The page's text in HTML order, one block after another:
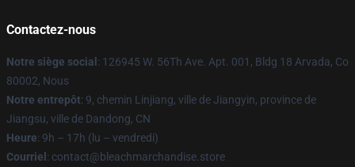
Contactez-nous
Notre siège social : 126945 W. 56Th Ave. Apt. 001, Bldg 18 Arvada, Co
80002, Nous
Notre entrepôt: 9, chemin Linjiang, ville de Jiangyin, province de
Jiangsu, ville de Dandong, CN
Heure: 9h – 17h (lu – vendredi)
Courriel : contact@bleachmarchandise.store